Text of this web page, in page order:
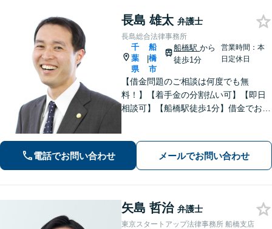
長島 雄太 弁護士
長島総合法律事務所
千
葉
県
|
船
橋
市
船橋駅から
徒歩1分
営業時間：本
日定休日
【借金問題のご相談は何度でも無
料！】【着手金の分割払い可】【即日
相談可】【船橋駅徒歩1分】借金でお悩
電話でお問い合わせ メールでお問い合わせ
矢島 哲治 弁護士
東京スタートアップ法律事務所 船橋支店